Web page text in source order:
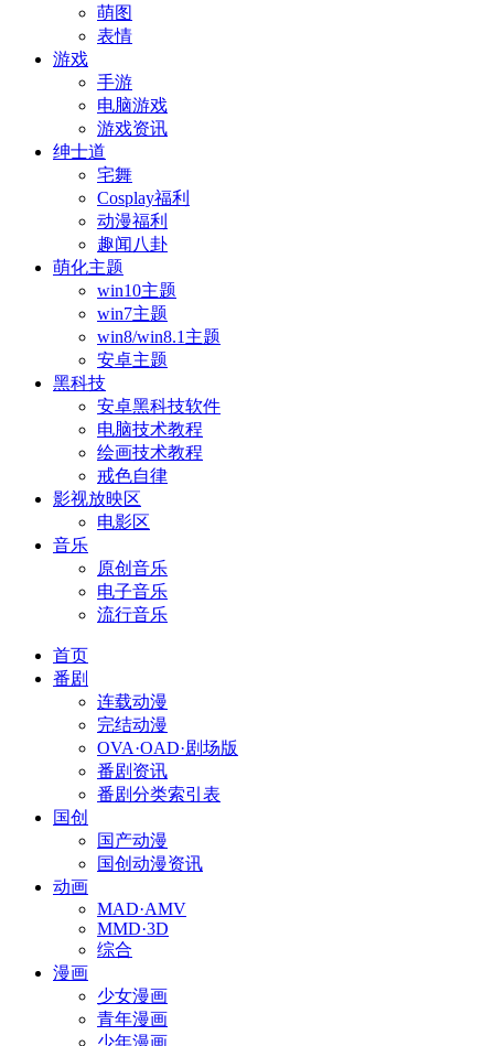
萌图
表情
游戏
手游
电脑游戏
游戏资讯
绅士道
宅舞
Cosplay福利
动漫福利
趣闻八卦
萌化主题
win10主题
win7主题
win8/win8.1主题
安卓主题
黑科技
安卓黑科技软件
电脑技术教程
绘画技术教程
戒色自律
影视放映区
电影区
音乐
原创音乐
电子音乐
流行音乐
首页
番剧
连载动漫
完结动漫
OVA·OAD·剧场版
番剧资讯
番剧分类索引表
国创
国产动漫
国创动漫资讯
动画
MAD·AMV
MMD·3D
综合
漫画
少女漫画
青年漫画
少年漫画